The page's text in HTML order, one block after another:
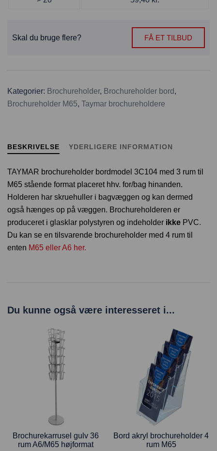
Skal du bruge flere? FÅ ET TILBUD
Kategorier: Brochureholder, Brochureholder bord,
Brochureholder M65, Taymar brochureholdere
BESKRIVELSE YDERLIGERE INFORMATION
TAYMAR brochureholder bordmodel 3C104 med 3 rum til
M65 stående format placeret hhv. for/bag hinanden.
Holderen har skruehuller i bagvæggen og kan dermed
også hænges op på væggen. Brochureholderen er
produceret i glasklar polystyren og indeholder ikke PVC.
Du kan se en tilsvarende brochureholder med 4 rum til
enten M65 eller A6 her.
Du kunne også være interesseret i...
Brochurekarrusel gulv 36
rum A6/M65 højformat
Bord akryl brochureholder 4
rum M65